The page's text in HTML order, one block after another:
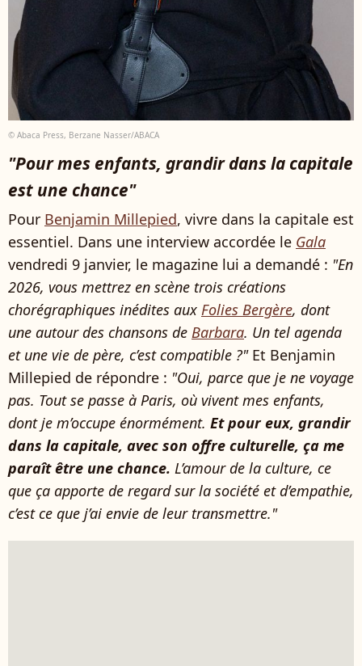
© Abaca Press, Berzane Nasser/ABACA
"Pour mes enfants, grandir dans la capitale
est une chance"
Pour Benjamin Millepied, vivre dans la capitale est
essentiel. Dans une interview accordée le Gala
vendredi 9 janvier, le magazine lui a demandé : "En
2026, vous mettrez en scène trois créations
chorégraphiques inédites aux Folies Bergère, dont
une autour des chansons de Barbara. Un tel agenda
et une vie de père, c’est compatible ?"Et Benjamin
Millepied de répondre : "Oui, parce que je ne voyage
pas. Tout se passe à Paris, où vivent mes enfants,
dont je m’occupe énormément. Et pour eux, grandir
dans la capitale, avec son offre culturelle, ça me
paraît être une chance. L’amour de la culture, ce
que ça apporte de regard sur la société et d’empathie,
c’est ce que j’ai envie de leur transmettre."